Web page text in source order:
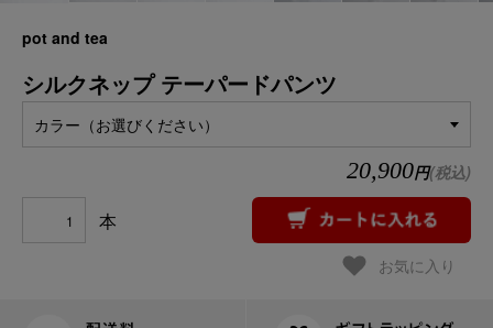
pot and tea
シルクネップ テーパードパンツ
カラー（お選びください）
20,900円(税込)
本
お気に入り